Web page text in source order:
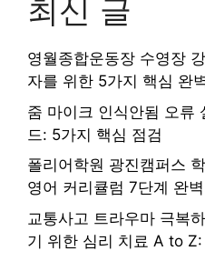
최신 글
영월종합운동장 수영장
자를 위한 5가지 핵심 완
줌 마이크 인식안됨 오류
드: 5가지 핵심 점검
폴리어학원 광진캠퍼스
영어 커리큘럼 7단계 완
교통사고 트라우마 극복
기 위한 심리 치료 A to